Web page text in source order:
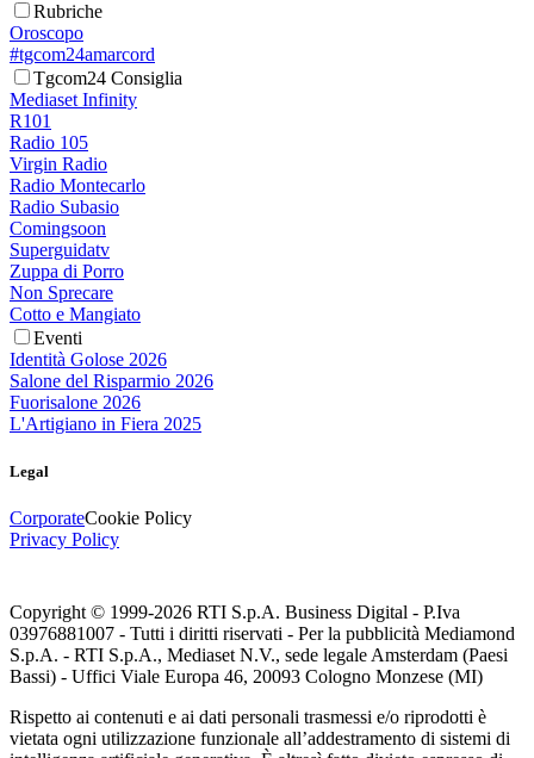
Rubriche
Oroscopo
#tgcom24amarcord
Tgcom24 Consiglia
Mediaset Infinity
R101
Radio 105
Virgin Radio
Radio Montecarlo
Radio Subasio
Comingsoon
Superguidatv
Zuppa di Porro
Non Sprecare
Cotto e Mangiato
Eventi
Identità Golose 2026
Salone del Risparmio 2026
Fuorisalone 2026
L'Artigiano in Fiera 2025
Legal
CorporateCookie Policy
Privacy Policy
Copyright © 1999-2026 RTI S.p.A. Business Digital - P.Iva
03976881007 - Tutti i diritti riservati - Per la pubblicità Mediamond
S.p.A. - RTI S.p.A., Mediaset N.V., sede legale Amsterdam (Paesi
Bassi) - Uffici Viale Europa 46, 20093 Cologno Monzese (MI)
Rispetto ai contenuti e ai dati personali trasmessi e/o riprodotti è
vietata ogni utilizzazione funzionale all’addestramento di sistemi di